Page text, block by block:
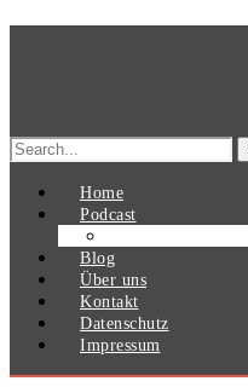
Search
for:
Home
Podcast
Blog
Über uns
Kontakt
Datenschutz
Impressum